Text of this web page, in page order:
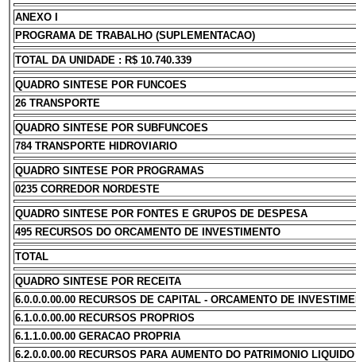
ANEXO I
PROGRAMA DE TRABALHO (SUPLEMENTACAO)
TOTAL DA UNIDADE : R$ 10.740.339
QUADRO SINTESE POR FUNCOES
26 TRANSPORTE
QUADRO SINTESE POR SUBFUNCOES
784 TRANSPORTE HIDROVIARIO
QUADRO SINTESE POR PROGRAMAS
0235 CORREDOR NORDESTE
QUADRO SINTESE POR FONTES E GRUPOS DE DESPESA
495 RECURSOS DO ORCAMENTO DE INVESTIMENTO
TOTAL
QUADRO SINTESE POR RECEITA
6.0.0.0.00.00 RECURSOS DE CAPITAL - ORCAMENTO DE
6.1.0.0.00.00 RECURSOS PROPRIOS
6.1.1.0.00.00 GERACAO PROPRIA
6.2.0.0.00.00 RECURSOS PARA AUMENTO DO PATRIMONIO LIQUIDO